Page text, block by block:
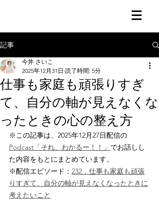
記事
仕事も家庭も頑張りすぎ
て、自分の軸が見えなくな
ったときの心の整え方
今井 さいこ
2025年12月31日 読了時間: 5分
※この記事は、2025年12月27日配信の
Podcast「それ、わかるー！！」 でお話しし
た内容をもとにまとめています。
※配信エピソード： 232．仕事も家庭も頑張
りすぎて、自分の軸が見えなくなったときに
考えたいこと